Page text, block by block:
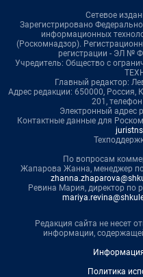
Сетевое
Зарегистрировано
информационных
(Роскомнадзор).
регистрации - ЭЛ №
Учредитель: Общество с
Главный редактор:
Адрес редакции: 650000, Россия,
201,
Электронный адрес
Контактные данные для
По вопросам
Жапарова Жанна, менеджер
Ревина Мария, директор по
Редакция сайта не несет
информации,
Политика